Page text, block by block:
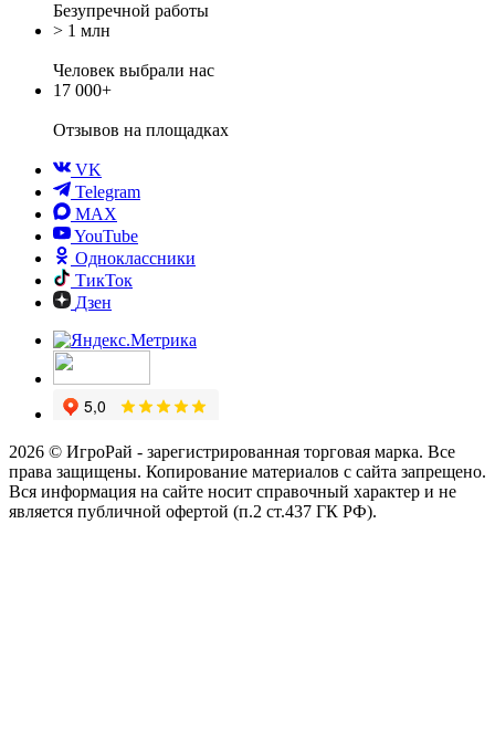
Безупречной работы
> 1 млн
Человек выбрали нас
17 000+
Отзывов на площадках
VK
Telegram
MAX
YouTube
Одноклассники
ТикТок
Дзен
2026 © ИгроРай - зарегистрированная торговая марка. Все
права защищены. Копирование материалов с сайта запрещено.
Вся информация на сайте носит справочный характер и не
является публичной офертой (п.2 ст.437 ГК РФ).